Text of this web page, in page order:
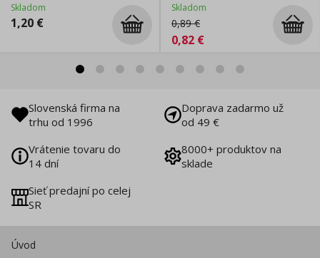
Skladom
1,20 €
Skladom
0,89€
0,82 €
Slovenská firma na
trhu od 1996
Doprava zadarmo už
od 49 €
Vrátenie tovaru do
14 dní
8000+ produktov na
sklade
Sieť predajní po celej
SR
Úvod